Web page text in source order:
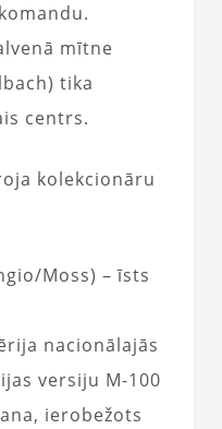
mītne
tika
centrs.
kolekcionāru
Moss) – īsts
nacionālajās
versiju M-100
ierobežots